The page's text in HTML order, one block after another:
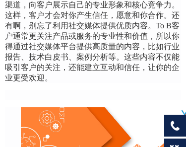
渠道，向客户展示自己的专业形象和核心竞争力。
这样，客户才会对你产生信任，愿意和你合作。还
有啊，别忘了利用社交媒体提供优质内容。To B客
户通常更关注产品或服务的专业性和价值，所以你
得通过社交媒体平台提供高质量的内容，比如行业
报告、技术白皮书、案例分析等。这些内容不仅能
吸引客户的关注，还能建立互动和信任，让你的企
业更受欢迎。